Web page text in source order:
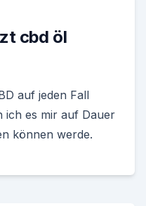
cbd öl
auf jeden Fall
ich es mir auf Dauer
können werde.